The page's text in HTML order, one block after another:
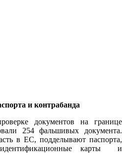
и контрабанда
документов на границе
254 фальшивых документа.
в ЕС, подделывают паспорта,
идентификационные карты
и